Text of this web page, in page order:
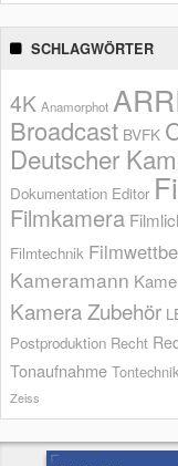
SCHLAGWÖRTER
4K Anamorphot
Broadcast BVFK
Deutscher
Dokumentation Editor
Filmkamera
Filmtechnik
Kameramann
Kamera Zubehör
Postproduktion Recht
Tonaufnahme Tontechnik
Zeiss